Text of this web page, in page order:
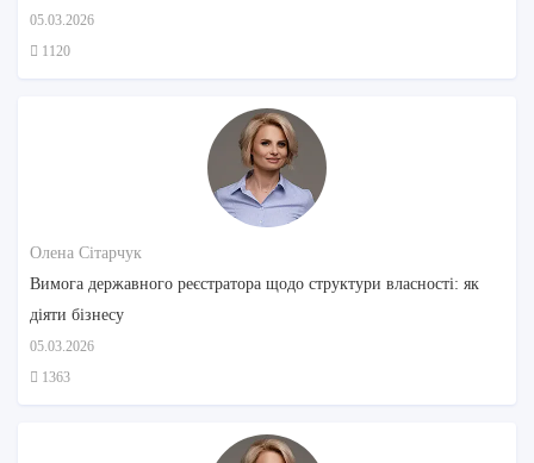
05.03.2026
1120
Олена Сітарчук
Вимога державного реєстратора щодо структури власності: як
діяти бізнесу
05.03.2026
1363